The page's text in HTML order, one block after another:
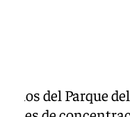
del Parque